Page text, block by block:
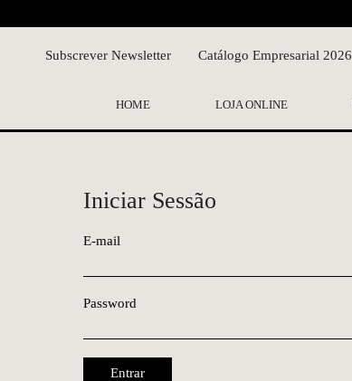
Subscrever Newsletter Catálogo Empresarial 2026
HOME LOJA ONLINE
Iniciar Sessão
E-mail
Password
Entrar